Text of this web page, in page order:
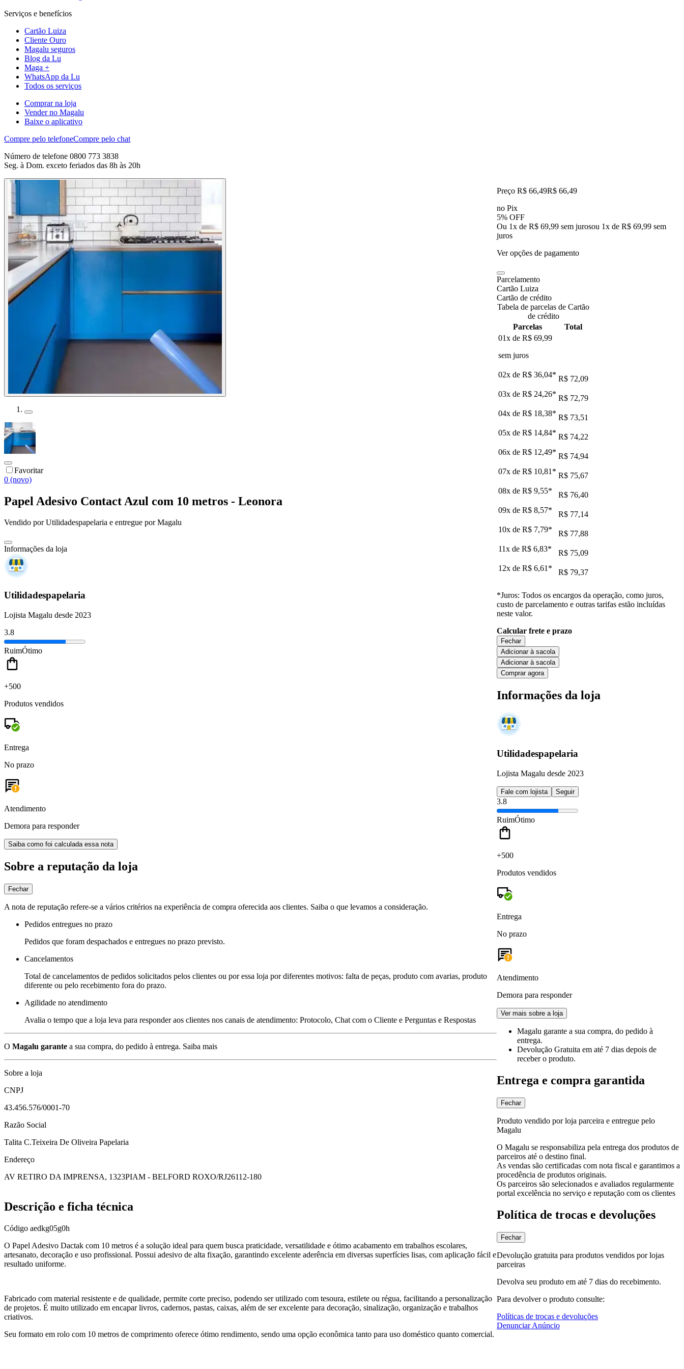
Serviços e benefícios
Cartão Luiza
Cliente Ouro
Magalu seguros
Blog da Lu
Maga +
WhatsApp da Lu
Todos os serviços
Comprar na loja
Vender no Magalu
Baixe o aplicativo
Compre pelo telefoneCompre pelo chat
Número de telefone 0800 773 3838
Seg. à Dom. exceto feriados das 8h às 20h
Favoritar
0 (novo)
Papel Adesivo Contact Azul com 10 metros - Leonora
Vendido porUtilidadespapelaria e entregue por Magalu
Informações da loja
Utilidadespapelaria
Lojista Magalu desde 2023
3.8
RuimÓtimo
+500
Produtos vendidos
Entrega
No prazo
Atendimento
Demora para responder
Saiba como foi calculada essa nota
Sobre a reputação da loja
Fechar
A nota de reputação refere-se a vários critérios na experiência de compra oferecida aos clientes. Saiba o que levamos a consideração.
Pedidos entregues no prazo
Pedidos que foram despachados e entregues no prazo previsto.
Cancelamentos
Total de cancelamentos de pedidos solicitados pelos clientes ou por essa loja por diferentes motivos: falta de peças, produto com avarias, produto
diferente ou pelo recebimento fora do prazo.
Agilidade no atendimento
Avalia o tempo que a loja leva para responder aos clientes nos canais de atendimento: Protocolo, Chat com o Cliente e Perguntas e Respostas
O Magalu garante a sua compra, do pedido à entrega. Saiba mais
Sobre a loja
CNPJ
43.456.576/0001-70
Razão Social
Talita C.Teixeira De Oliveira Papelaria
Endereço
AV RETIRO DA IMPRENSA, 1323PIAM - BELFORD ROXO/RJ26112-180
Preço R$ 66,49R$ 66,49
no Pix
5% OFF
Ou 1x de R$ 69,99 sem jurosou 1x de R$ 69,99 sem
juros
Ver opções de pagamento
Parcelamento
Cartão Luiza
Cartão de crédito
Tabela de parcelas de Cartão
de crédito
Parcelas
Total
01x de R$ 69,99
sem juros
02x de R$ 36,04* R$ 72,09
03x de R$ 24,26* R$ 72,79
04x de R$ 18,38* R$ 73,51
05x de R$ 14,84* R$ 74,22
06x de R$ 12,49* R$ 74,94
07x de R$ 10,81 * R$ 75,67
08x de R$ 9,55*
R$ 76,40
09x de R$ 8,57*
R$ 77,14
10x de R$ 7,79*
R$ 77,88
11x de R$ 6,83*
R$ 75,09
12x de R$ 6,61 * R$ 79,37
*Juros: Todos os encargos da operação, como juros,
custo de parcelamento e outras tarifas estão incluídas
neste valor.
Calcular frete e prazo
Fechar
Adicionar à sacola
Adicionar à sacola
Comprar agora
Informações da loja
Utilidadespapelaria
Lojista Magalu desde 2023
Fale com lojista Seguir
3.8
RuimÓtimo
+500
Produtos vendidos
Entrega
No prazo
Atendimento
Demora para responder
Ver mais sobre a loja
Magalu garante a sua compra, do pedido à
entrega.
Devolução Gratuita em até 7 dias depois de
receber o produto.
Entrega e compra garantida
Fechar
Produto vendido por loja parceira e entregue pelo
Magalu
O Magalu se responsabiliza pela entrega dos produtos de
parceiros até o destino final.
As vendas são certificadas com nota fiscal e garantimos a
procedência de produtos originais.
Os parceiros são selecionados e avaliados regularmente
portal excelência no serviço e reputação com os clientes
Política de trocas e devoluções
Fechar
Devolução gratuita para produtos vendidos por lojas
parceiras
Devolva seu produto em até 7 dias do recebimento.
Para devolver o produto consulte:
Políticas de trocas e devoluções
Denunciar Anúncio
Descrição e ficha técnica
Código aedkg05g0h
O Papel Adesivo Dactak com 10 metros é a solução ideal para quem busca praticidade, versatilidade e ótimo acabamento em trabalhos escolares,
artesanato, decoração e uso profissional. Possui adesivo de alta fixação, garantindo excelente aderência em diversas superfícies lisas, com aplicação fácil e
resultado uniforme.
Fabricado com material resistente e de qualidade, permite corte preciso, podendo ser utilizado com tesoura, estilete ou régua, facilitando a personalização
de projetos. É muito utilizado em encapar livros, cadernos, pastas, caixas, além de ser excelente para decoração, sinalização, organização e trabalhos
criativos.
Seu formato em rolo com 10 metros de comprimento oferece ótimo rendimento, sendo uma opção econômica tanto para uso doméstico quanto comercial.